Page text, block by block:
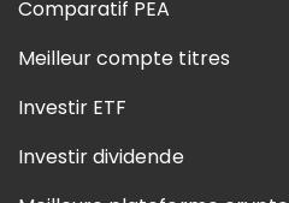
Comparatif PEA
Meilleur compte titres
Investir ETF
Investir dividende